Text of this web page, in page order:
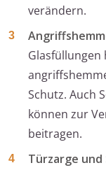
verändern.
Glasfüllungen
Schutz. Auch
können zur
beitragen.
Türzarge und